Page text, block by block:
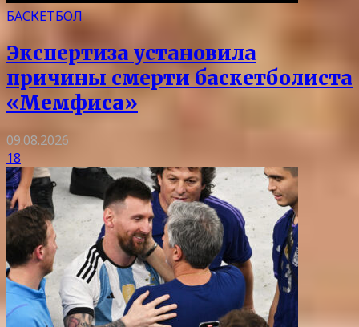
БАСКЕТБОЛ
Экспертиза установила
причины смерти баскетболиста
«Мемфиса»
09.08.2026
18